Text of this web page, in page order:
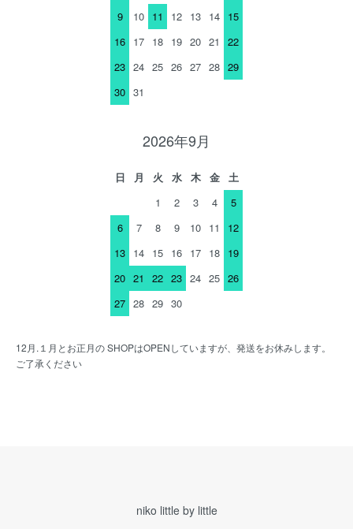
9
10 11 12 13 14 15
16 17 18 19 20 21
22
23 24 25 26 27 28 29
30 31
2026年9月
日 月 火 水 木 金
土
1
2 3 4
5
6
7 8 9 10 11
12
13 14 15 16 17 18 19
20 21 22 23 24 25 26
27 28 29 30
12月.１月とお正月の SHOPはOPENしていますが、発送をお休みします。
ご了承ください
niko little by little